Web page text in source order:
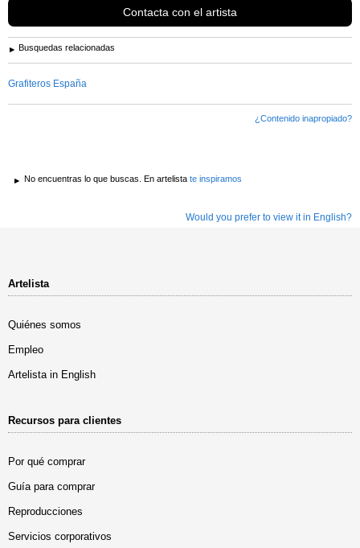
Contacta con el artista
Busquedas relacionadas
Grafiteros España
¿Contenido inapropiado?
No encuentras lo que buscas. En artelista te inspiramos
Would you prefer to view it in English?
Artelista
Quiénes somos
Empleo
Artelista in English
Recursos para clientes
Por qué comprar
Guía para comprar
Reproducciones
Servicios corporativos